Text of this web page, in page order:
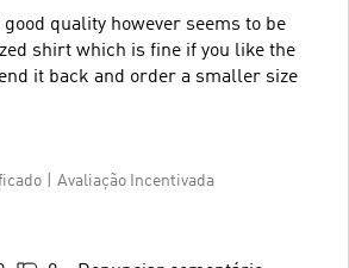
good quality however seems to be
shirt which is fine if you like the
it back and order a smaller size
Avaliação Incentivada